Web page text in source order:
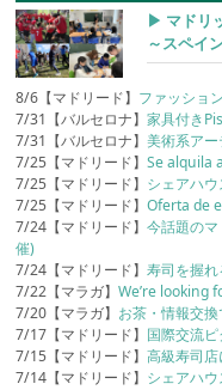
▶︎ マドリ
～スペイ
8/6【マドリード】 ファッショ
7/31【バルセロナ】家具付き
7/31【バルセロナ】美術系ア
7/25【マドリード】Se alquila
7/25【マドリード】 シェアハ
7/25【マドリード】Oferta de
7/24【マドリード】今話題の
催)
7/24【マドリード】寿司を握
7/22【マラガ】We’re looking
7/20【マラガ】 お茶・情報交
7/17【マドリード】 国際交流
7/15【マドリード】高級寿司
7/14【マドリード】 シェアハ